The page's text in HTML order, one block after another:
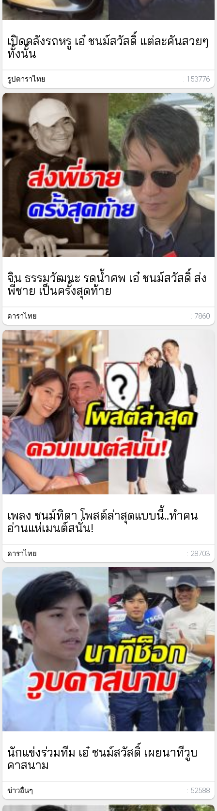
เปิดคลังรถหรู เอ๋ ชนม์สวัสดิ์ แต่ละคันสวยๆ
ทั้งนั้น
รูปดาราไทย : 153776
จิน ธรรมวัฒนะ รดน้ำศพ เอ๋ ชนม์สวัสดิ์ ส่ง
พี่ชาย เป็นครั้งสุดท้าย
ดาราไทย : 7860
เพลง ชนม์ทิดา โพสต์ล่าสุดแบบนี้..ทำคน
อ่านแห่เมนต์สนั่น!
ดาราไทย : 28703
นักแข่งร่วมทีม เอ๋ ชนม์สวัสดิ์ เผยนาทีวูบ
คาสนาม
ข่าวอื่นๆ : 52588